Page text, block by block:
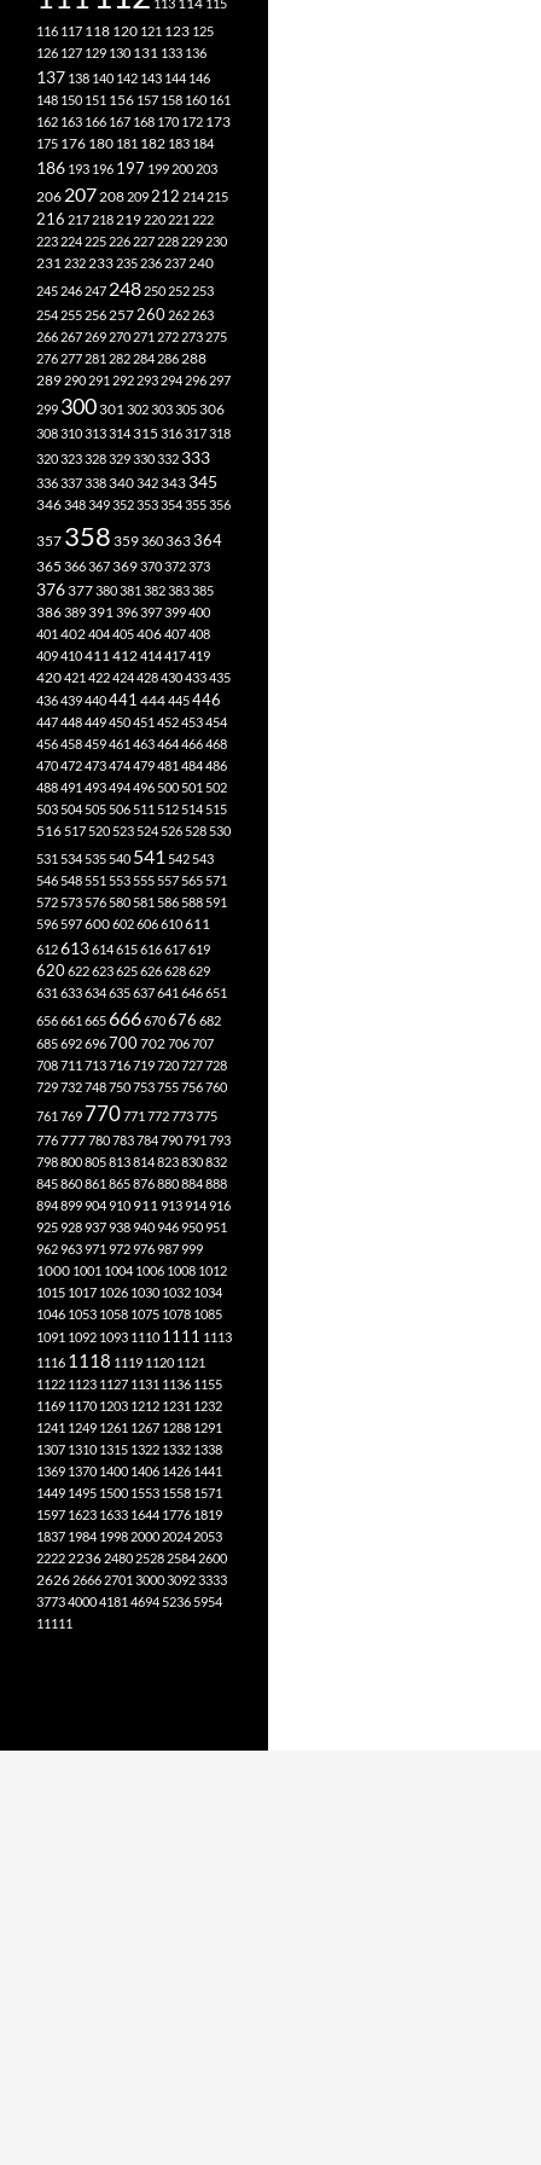
116 117 118 120 121 123 125
126 127 129 130 131 133 136
137 138 140 142 143 144 146
148 150 151 156 157 158 160 161
162 163 166 167 168 170 172 173
175 176 180 181 182 183 184
186 193 196 197 199 200 203
206 207 208 209 212 214 215
216 217 218219 220 221 222
223 224 225 226 227 228 229 230
231 232 233 235 236 237240
245 246 247248 250 252 253
254 255 256257 260 262 263
266 267 269 270 271 272 273 275
276 277 281 282 284 286 288
289 290 291 292 293 294 296 297
299 300301302303305306
308310313314315 316317318
320323328329330332 333
336337338340342343 345
346348349352353354355356
357 358 359360363364
365 366367369370372373
376377380381 382383385
386389391396397399400
401 402404405406407408
409410411 412414417419
420421 422424428430433435
436439440441 444445446
447448449450451 452453454
456458459461 463464466468
470472473474479481 484486
488491 493494496 500 501 502
503 504 505 506 511 512 514 515
516 517 520 523 524 526 528 530
531 534 535 540 541 542 543
546 548 551 553 555 557 565 571
572 573 576 580 581 586 588 591
596 597600602606610611
612613614615616617619
620622623625626628629
631 633634635637641 646651
656661 665666670676 682
685692696700702706707
708711 713716719720727728
729732748750753755756760
761 769 770771 772773775
776777780783784790791 793
798800805813814823830832
845860861 865876880884888
894899904910 911 913914916
925928937938940946950951
962963971 972976987999
1000 1001 1004 1006 1008 1012
1015 1017 1026 1030 1032 1034
1046 1053 1058 1075 1078 1085
1091 1092 1093 1110 1111 1113
1116 1118 1119 1120 1121
1122 1123 1127 1131 1136 1155
1169 1170 1203 1212 1231 1232
1241 1249 1261 1267 1288 1291
1307 1310 1315 1322 1332 1338
1369 1370 1400 1406 1426 1441
1449 1495 1500 1553 1558 1571
1597 1623 1633 1644 1776 1819
1837 1984 1998 2000 2024 2053
2222 2236 2480 2528 2584 2600
2626 2666 2701 300030923333
377340004181 4694 5236 5954
11111